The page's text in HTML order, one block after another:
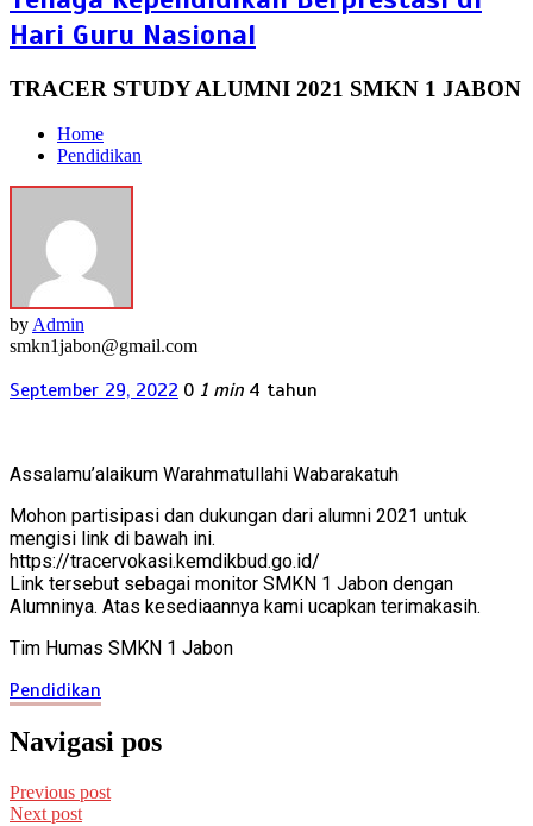
Hari Guru Nasional
TRACER STUDY ALUMNI 2021 SMKN 1 JABON
Home
Pendidikan
by Admin
smkn1jabon@gmail.com
September 29, 2022 0 1 min 4 tahun
Assalamu’alaikum Warahmatullahi Wabarakatuh
Mohon partisipasi dan dukungan dari alumni 2021 untuk
mengisi link di bawah ini.
https://tracervokasi.kemdikbud.go.id/
Link tersebut sebagai monitor SMKN 1 Jabon dengan
Alumninya. Atas kesediaannya kami ucapkan terimakasih.
Tim Humas SMKN 1 Jabon
Pendidikan
Navigasi pos
Previous post
Next post